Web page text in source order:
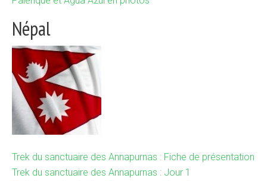
Népal
Trek du sanctuaire des Annapurnas : Fiche de présentation
Trek du sanctuaire des Annapurnas : Jour 1